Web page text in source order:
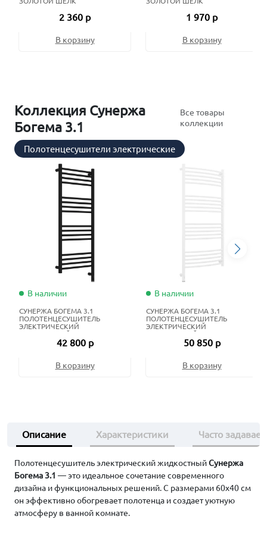
2 360 р
В корзину
1 970 р
В корзину
Коллекция Сунержа
Богема 3.1
Все товары
коллекции
Полотенцесушители электрические
В наличии
СУНЕРЖА БОГЕМА 3.1
ПОЛОТЕНЦЕСУШИТЕЛЬ
ЭЛЕКТРИЧЕСКИЙ
ЖИДКОСТНЫЙ 100Х40 СМ
МАТОВЫЙ ЧЁРНЫЙ
42 800 р
В корзину
В наличии
СУНЕРЖА БОГЕМА 3.1
ПОЛОТЕНЦЕСУШИТЕЛЬ
ЭЛЕКТРИЧЕСКИЙ
ЖИДКОСТНЫЙ 120Х60 СМ
МАТОВЫЙ БЕЛЫЙ
50 850 р
В корзину
Описание Характеристики Часто
Полотенцесушитель электрический жидкостныйСунержа
Богема 3.1 — это идеальное сочетание современного
дизайна и функциональных решений. С размерами 60х40 см
он эффективно обогревает полотенца и создает уютную
атмосферу в ванной комнате.